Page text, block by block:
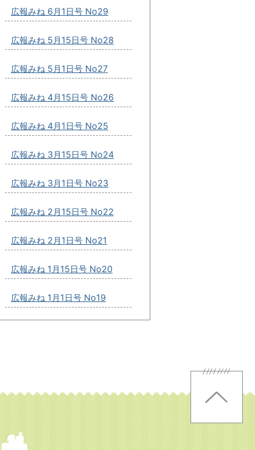
広報みね 6月1日号 No29
広報みね 5月15日号 No28
広報みね 5月1日号 No27
広報みね 4月15日号 No26
広報みね 4月1日号 No25
広報みね 3月15日号 No24
広報みね 3月1日号 No23
広報みね 2月15日号 No22
広報みね 2月1日号 No21
広報みね 1月15日号 No20
広報みね 1月1日号 No19